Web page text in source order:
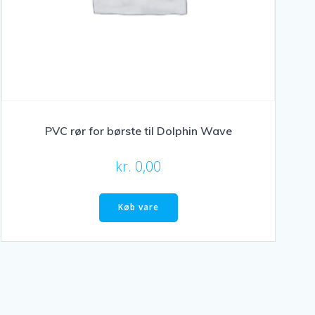
PVC rør for børste til Dolphin Wave
kr. 0,00
Køb vare